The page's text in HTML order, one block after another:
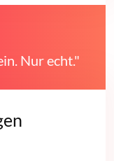
Nur echt."